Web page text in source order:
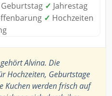
Geburtstag ✓ Jahrestag
✓ Hochzeiten
Alvina. Die
Hochzeiten, Geburtstage
Kuchen werden frisch auf